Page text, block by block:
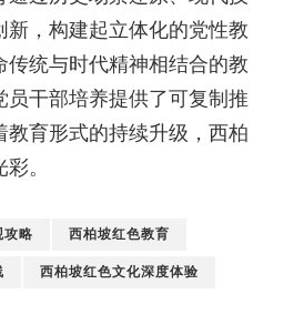
新，构建起立体化的党性教
传统与时代精神相结合的教
员干部培养提供了可复制推
教育形式的持续升级，西柏
。
攻略 西柏坡红色教育
西柏坡红色文化深度体验